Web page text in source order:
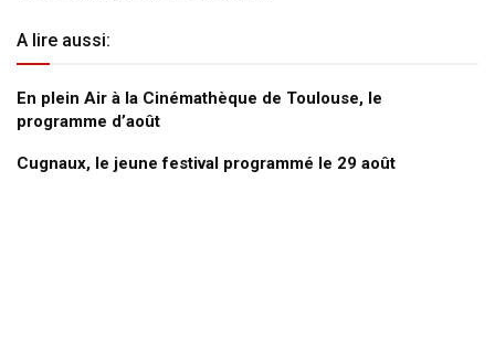
A lire aussi:
En plein Air à la Cinémathèque de Toulouse, le
programme d’août
Cugnaux, le jeune festival programmé le 29 août